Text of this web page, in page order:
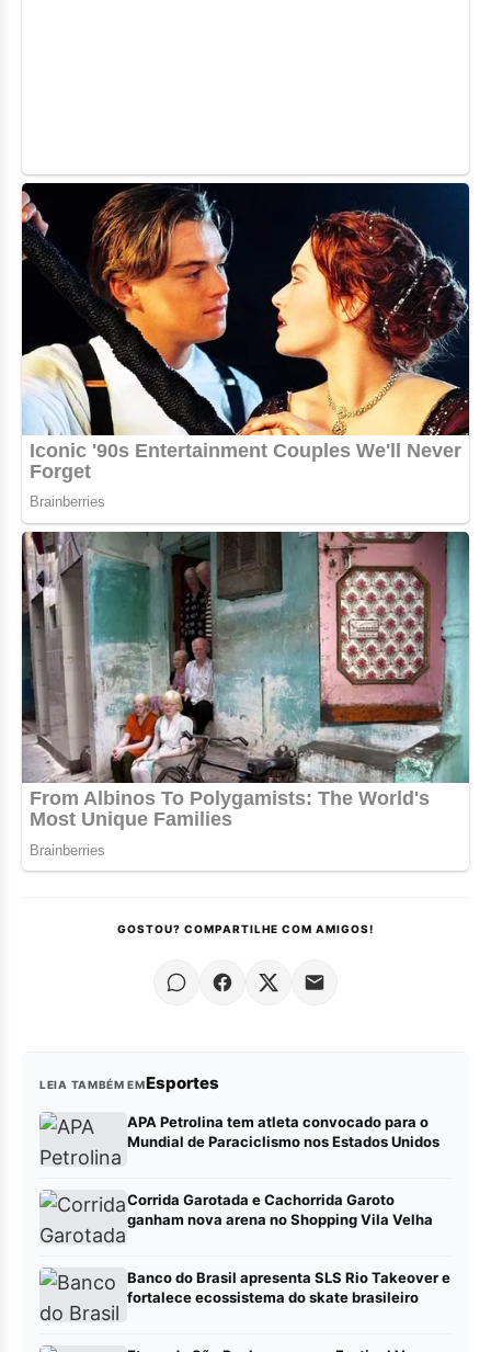
GOSTOU? COMPARTILHE COM AMIGOS!
LEIA TAMBÉM EMEsportes
APA Petrolina tem atleta convocado para o
Mundial de Paraciclismo nos Estados Unidos
Corrida Garotada e Cachorrida Garoto
ganham nova arena no Shopping Vila Velha
Banco do Brasil apresenta SLS Rio Takeover e
fortalece ecossistema do skate brasileiro